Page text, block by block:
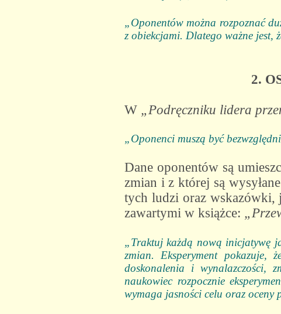
„Oponentów można rozpoznać
z obiekcjami. Dlatego ważne jest,
2.
W „Podręczniku lidera
„Oponenci muszą być
Dane oponentów są
zmian i z której są
tych ludzi oraz wskazówki,
zawartymi w książce:
„Traktuj każdą nową inicjatywę
zmian. Eksperyment
doskonalenia i wynalazczości,
naukowiec rozpocznie
wymaga jasności celu oraz oceny